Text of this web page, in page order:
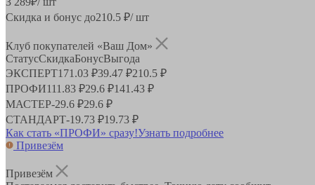
Скидка и бонус до210.5 ₽/ шт
Клуб покупателей «Ваш Дом»
СтатусСкидкаБонусВыгода
ЭКСПЕРТ171.03 ₽39.47 ₽210.5 ₽
ПРОФИ111.83 ₽29.6 ₽141.43 ₽
МАСТЕР-29.6 ₽29.6 ₽
СТАНДАРТ-19.73 ₽19.73 ₽
Как стать «ПРОФИ» сразу!Узнать подробнее
Привезём
Привезём